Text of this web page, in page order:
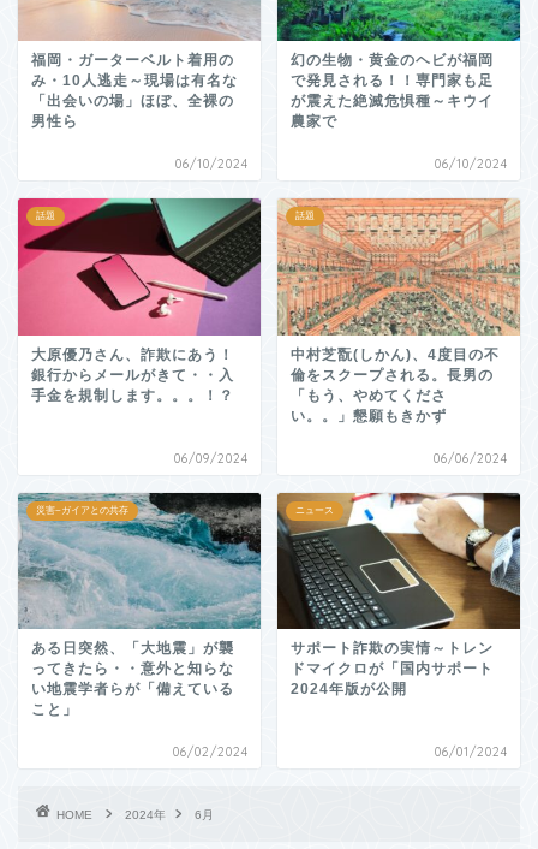
福岡・ガーターベルト着用の
み・10人逃走～現場は有名な
「出会いの場」ほぼ、全裸の
男性ら
06/10/2024
幻の生物・黄金のヘビが福岡
で発見される！！専門家も足
が震えた絶滅危惧種～キウイ
農家で
06/10/2024
話題
大原優乃さん、詐欺にあう！
銀行からメールがきて・・入
手金を規制します。。。！？
06/09/2024
話題
中村芝翫(しかん)、4度目の不
倫をスクープされる。長男の
「もう、やめてくださ
い。。」懇願もきかず
06/06/2024
災害~ガイアとの共存
ある日突然、「大地震」が襲
ってきたら・・意外と知らな
い地震学者らが「備えている
こと」
06/02/2024
ニュース
サポート詐欺の実情～トレン
ドマイクロが「国内サポート
2024年版が公開
06/01/2024
HOME 2024年 6月